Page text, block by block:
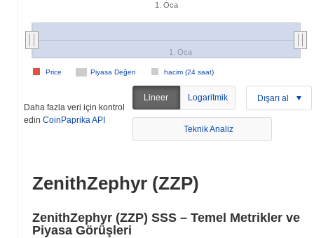
1. Oca
Piyasa Değeri hacim (24 saat)
Price
1. Oca
Daha fazla veri için kontrol
edin CoinPaprika API
Lineer Logaritmik Dışarı al
Teknik Analiz
ZenithZephyr (ZZP)
ZenithZephyr (ZZP) SSS – Temel Metrikler ve
Piyasa Görüşleri